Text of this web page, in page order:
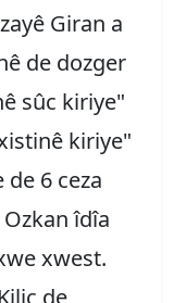
Giran a
de dozger
sûc kiriye"
kiriye"
6 ceza
îdîa
xwest.
de